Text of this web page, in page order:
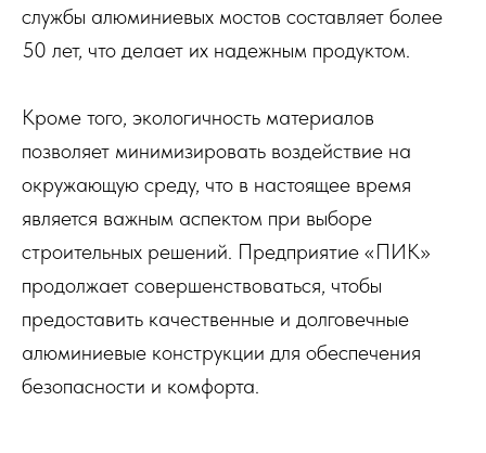
службы алюминиевых мостов составляет более
50 лет, что делает их надежным продуктом.
Кроме того, экологичность материалов
позволяет минимизировать воздействие на
окружающую среду, что в настоящее время
является важным аспектом при выборе
строительных решений. Предприятие «ПИК»
продолжает совершенствоваться, чтобы
предоставить качественные и долговечные
алюминиевые конструкции для обеспечения
безопасности и комфорта.